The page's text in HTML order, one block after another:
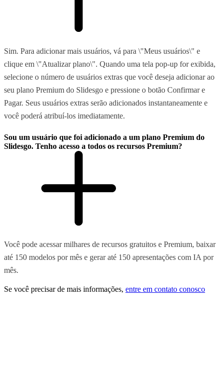
Sim. Para adicionar mais usuários, vá para \"Meus usuários\" e
clique em \"Atualizar plano\". Quando uma tela pop-up for exibida,
selecione o número de usuários extras que você deseja adicionar ao
seu plano Premium do Slidesgo e pressione o botão Confirmar e
Pagar. Seus usuários extras serão adicionados instantaneamente e
você poderá atribuí-los imediatamente.
Sou um usuário que foi adicionado a um plano Premium do
Slidesgo. Tenho acesso a todos os recursos Premium?
Você pode acessar milhares de recursos gratuitos e Premium, baixar
até 150 modelos por mês e gerar até 150 apresentações com IA por
mês.
Se você precisar de mais informações, entre em contato conosco